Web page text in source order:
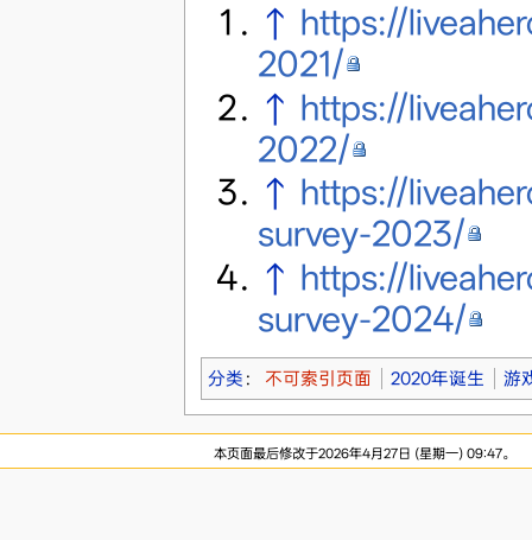
↑ https://
2021/
↑ https://
2022/
↑ https://
survey-2023/
↑ https://
survey-2024/
分类 ： 不可索引页面 2020年诞生 游
本页面最后修改于2026年4月27日 (星期一) 09:47。